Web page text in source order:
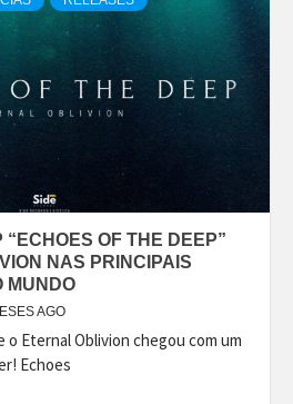
“ECHOES OF THE DEEP”
NAS PRINCIPAIS
MUNDO
AGO
Eternal Oblivion chegou com um
Echoes